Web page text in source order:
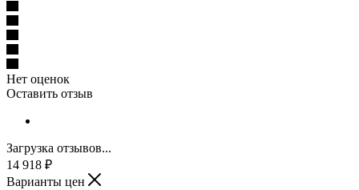
Нет оценок
Оставить отзыв
Загрузка отзывов...
14 918 ₽
Варианты цен